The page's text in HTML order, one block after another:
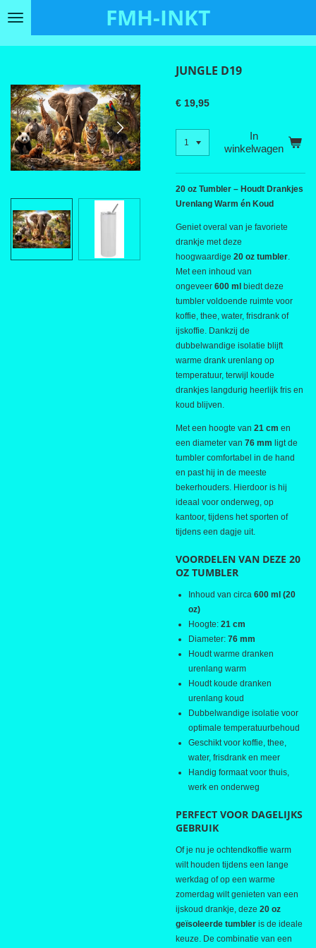
Ga
FMH-INKT
JUNGLE D19
€ 19,95
In
winkelwagen
20 oz Tumbler – Houdt Drankjes
Urenlang Warm én Koud
Geniet overal van je favoriete
drankje met deze
hoogwaardige 20 oz tumbler.
Met een inhoud van
ongeveer 600 ml biedt deze
tumbler voldoende ruimte voor
koffie, thee, water, frisdrank of
ijskoffie. Dankzij de
dubbelwandige isolatie blijft
warme drank urenlang op
temperatuur, terwijl koude
drankjes langdurig heerlijk fris en
koud blijven.
Met een hoogte van 21 cm en
een diameter van 76 mm ligt de
tumbler comfortabel in de hand
en past hij in de meeste
bekerhouders. Hierdoor is hij
ideaal voor onderweg, op
kantoor, tijdens het sporten of
tijdens een dagje uit.
VOORDELEN VAN DEZE 20
OZ TUMBLER
Inhoud van circa 600 ml (20
oz)
Hoogte: 21 cm
Diameter: 76 mm
Houdt warme dranken
urenlang warm
Houdt koude dranken
urenlang koud
Dubbelwandige isolatie voor
optimale temperatuurbehoud
Geschikt voor koffie, thee,
water, frisdrank en meer
Handig formaat voor thuis,
werk en onderweg
PERFECT VOOR DAGELIJKS
GEBRUIK
Of je nu je ochtendkoffie warm
wilt houden tijdens een lange
werkdag of op een warme
zomerdag wilt genieten van een
ijskoud drankje, deze 20 oz
geïsoleerde tumbler is de ideale
keuze. De combinatie van een